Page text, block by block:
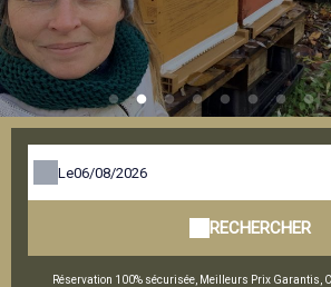
Le
RECHERCHER
Réservation 100% sécurisée, Meilleurs Prix Garantis,